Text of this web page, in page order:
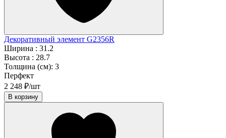
Декоративный элемент G2356R
Ширина : 31.2
Высота : 28.7
Толщина (см): 3
Перфект
2 248 ₽/шт
В корзину